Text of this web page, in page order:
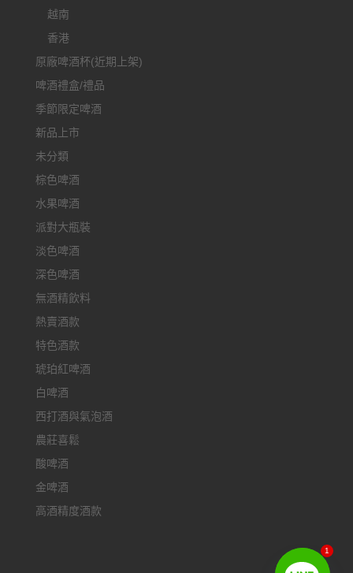
越南
香港
原廠啤酒杯(近期上架)
啤酒禮盒/禮品
季節限定啤酒
新品上市
未分類
棕色啤酒
水果啤酒
派對大瓶裝
淡色啤酒
深色啤酒
無酒精飲料
熱賣酒款
特色酒款
琥珀紅啤酒
白啤酒
西打酒與氣泡酒
農莊喜鬆
酸啤酒
金啤酒
高酒精度酒款
1